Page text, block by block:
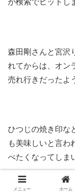
が検索でヒットし
森田剛さんと宮沢
れてからは、オン
売れ行きだったよ
ひつじの焼き印な
も美味しいと言わ
べたくなってしま
メニュー ホーム